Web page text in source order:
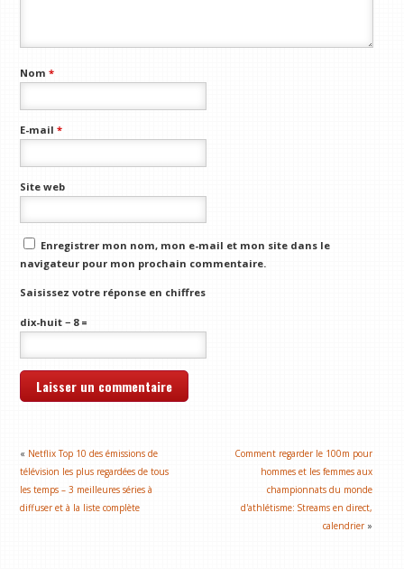
Nom*
E-mail*
Site web
Enregistrer mon nom, mon e-mail et mon site dans le
navigateur pour mon prochain commentaire.
Saisissez votre réponse en chiffres
dix-huit − 8 =
« Netflix Top 10 des émissions de
télévision les plus regardées de tous
les temps – 3 meilleures séries à
diffuser et à la liste complète
Comment regarder le 100m pour
hommes et les femmes aux
championnats du monde
d'athlétisme: Streams en direct,
calendrier »